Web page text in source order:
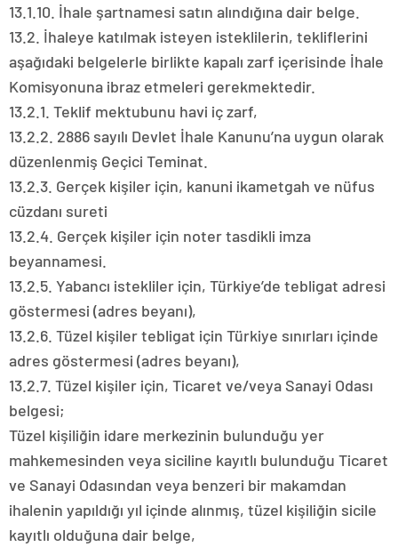
13.1.10. İhale şartnamesi satın alındığına dair belge.
13.2. İhaleye katılmak isteyen isteklilerin, tekliflerini
aşağıdaki belgelerle birlikte kapalı zarf içerisinde İhale
Komisyonuna ibraz etmeleri gerekmektedir.
13.2.1. Teklif mektubunu havi iç zarf,
13.2.2. 2886 sayılı Devlet İhale Kanunu’na uygun olarak
düzenlenmiş Geçici Teminat.
13.2.3. Gerçek kişiler için, kanuni ikametgah ve nüfus
cüzdanı sureti
13.2.4. Gerçek kişiler için noter tasdikli imza
beyannamesi.
13.2.5. Yabancı istekliler için, Türkiye’de tebligat adresi
göstermesi (adres beyanı),
13.2.6. Tüzel kişiler tebligat için Türkiye sınırları içinde
adres göstermesi (adres beyanı),
13.2.7. Tüzel kişiler için, Ticaret ve/veya Sanayi Odası
belgesi;
Tüzel kişiliğin idare merkezinin bulunduğu yer
mahkemesinden veya siciline kayıtlı bulunduğu Ticaret
ve Sanayi Odasından veya benzeri bir makamdan
ihalenin yapıldığı yıl içinde alınmış, tüzel kişiliğin sicile
kayıtlı olduğuna dair belge,